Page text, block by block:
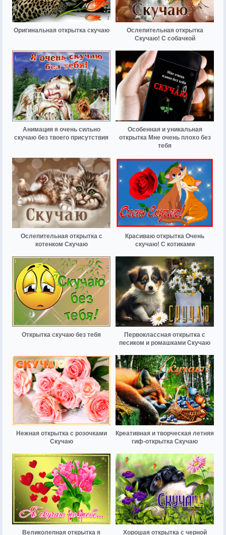
Оригинальная открытка скучаю
Ослепительная открытка
Скучаю! С собачкой
Анимация я очень сильно
скучаю без твоего присутствия
Особенная и уникальная
открытка Мне очень плохо без
тебя
Ослепительная открытка с
котенком Скучаю
Красиваю открытка Очень
скучаю! С котиками
Открытка скучаю без тебя
Первоклассная открытка с
песиком и ромашками Скучаю
Нежная открытка с розочками
Скучаю
Креативная и творческая летняя
гиф-открытка Скучаю
Великолепная открытка я Хорошая открытка с черной